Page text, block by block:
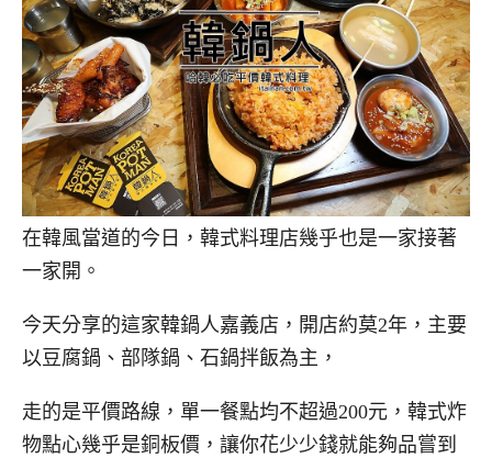
在韓風當道的今日，韓式料理店幾乎也是一家接著
一家開。
今天分享的這家韓鍋人嘉義店，開店約莫2年，主要
以豆腐鍋、部隊鍋、石鍋拌飯為主，
走的是平價路線，單一餐點均不超過200元，韓式炸
物點心幾乎是銅板價，讓你花少少錢就能夠品嘗到